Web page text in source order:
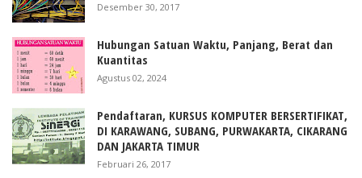
Desember 30, 2017
Hubungan Satuan Waktu, Panjang, Berat dan
Kuantitas
Agustus 02, 2024
Pendaftaran, KURSUS KOMPUTER BERSERTIFIKAT,
DI KARAWANG, SUBANG, PURWAKARTA, CIKARANG
DAN JAKARTA TIMUR
Februari 26, 2017